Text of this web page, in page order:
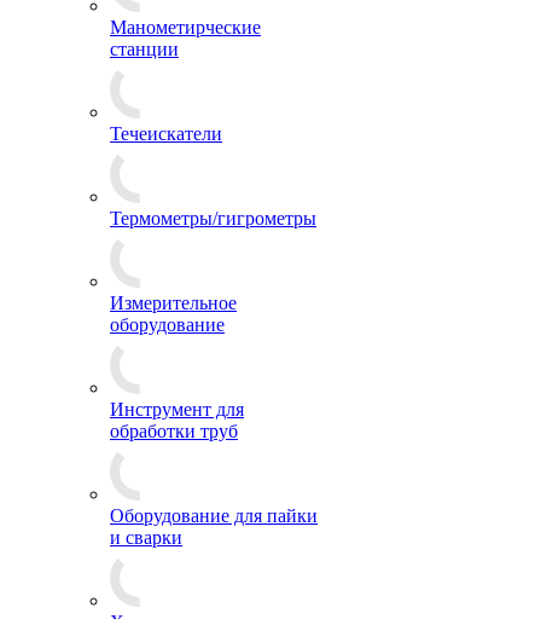
Манометирческие
станции
Течеискатели
Термометры/гигрометры
Измерительное
оборудование
Инструмент для
обработки труб
Оборудование для пайки
и сварки